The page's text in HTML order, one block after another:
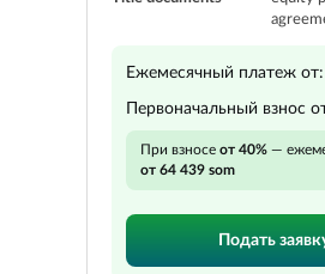
Ежемесячный платеж от:
Первоначальный взнос
При взносе от 40% —
от 64 439 som
Подать